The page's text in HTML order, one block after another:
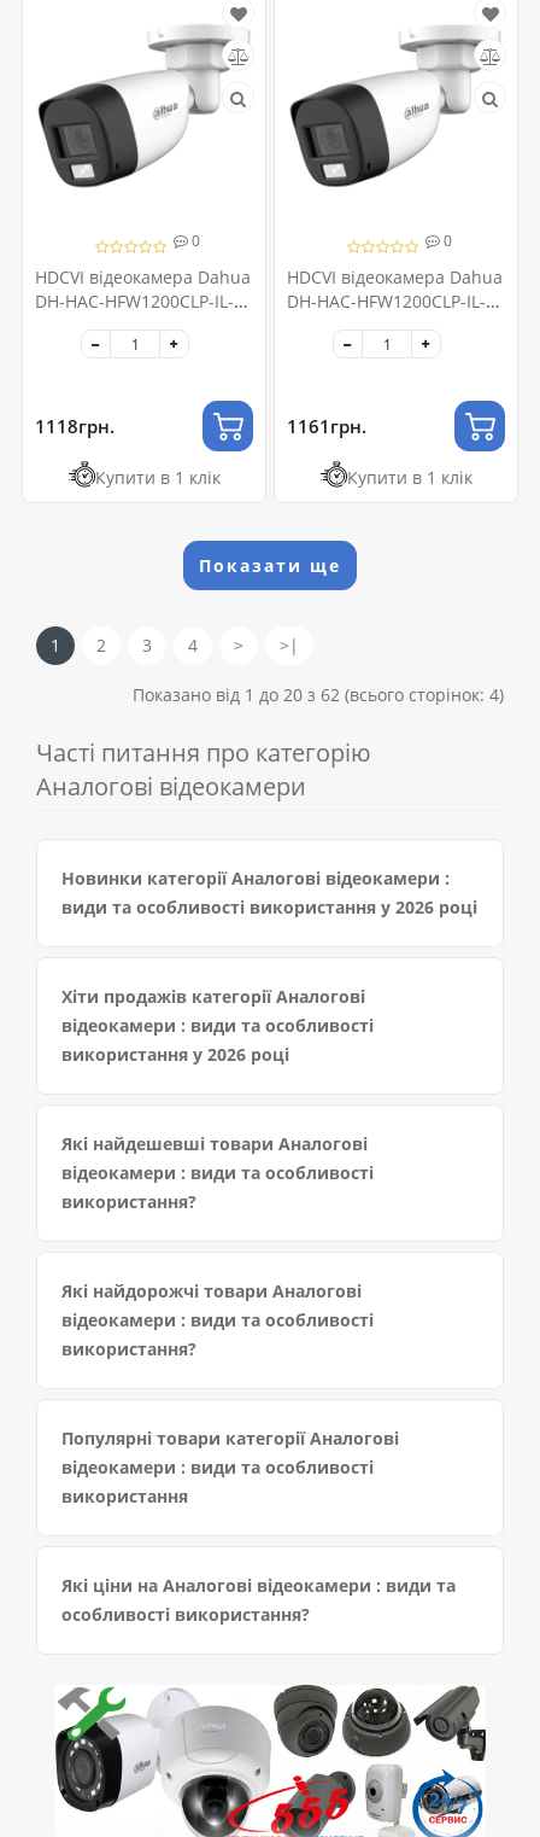
0
HDCVI відеокамера Dahua
DH-HAC-HFW1200CLP-IL-A
2МП (3.6мм)
1118грн.
Купити в 1 клік
0
HDCVI відеокамера Dahua
DH-HAC-HFW1200CLP-IL-
A 2МП (2.8мм)
1161грн.
Купити в 1 клік
Показати ще
1 2 3 4 > >|
Показано від 1 до 20 з 62 (всього сторінок: 4)
Часті питання про категорію
Аналогові відеокамери
Новинки категорії Аналогові відеокамери :
види та особливості використання у 2026 році
Хіти продажів категорії Аналогові
відеокамери : види та особливості
використання у 2026 році
Які найдешевші товари Аналогові
відеокамери : види та особливості
використання?
Які найдорожчі товари Аналогові
відеокамери : види та особливості
використання?
Популярні товари категорії Аналогові
відеокамери : види та особливості
використання
Які ціни на Аналогові відеокамери : види та
особливості використання?